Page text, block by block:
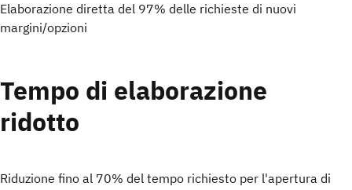
Elaborazione diretta del 97% delle richieste di nuovi
margini/opzioni
Tempo di elaborazione
ridotto
Riduzione fino al 70% del tempo richiesto per l'apertura di